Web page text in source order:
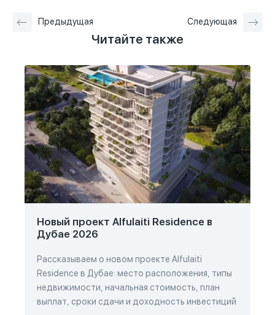
Предыдущая Следующая
Читайте также
Новый проект Alfulaiti Residence в
Дубае 2026
Рассказываем о новом проекте Alfulaiti
Residence в Дубае: место расположения, типы
недвижимости, начальная стоимость, план
выплат, сроки сдачи и доходность инвестиций